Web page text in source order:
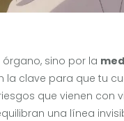
sino por la
la clave para que tu
que vienen con
una línea